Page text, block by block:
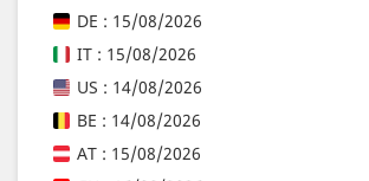
DE : 15/08/2026
IT : 15/08/2026
US : 14/08/2026
BE : 14/08/2026
AT : 15/08/2026